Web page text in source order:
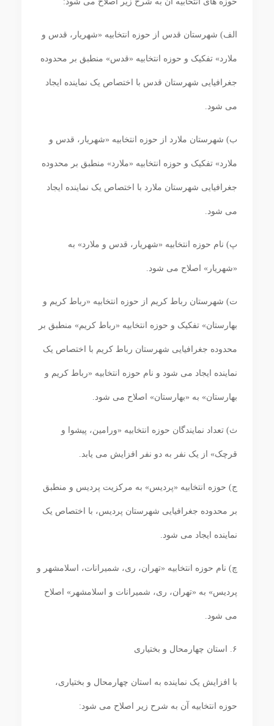
الف) شهرستان قدس از حوزه انتخابیه «شهریار، قدس و
ملارد» تفکیک و حوزه انتخابیه «قدس» منطبق بر محدوده
جغرافیایی شهرستان قدس با اختصاص یک نماینده ایجاد
می ‏شود.
ب) شهرستان ملارد از حوزه انتخابیه «شهریار، قدس و
ملارد» تفکیک و حوزه انتخابیه «ملارد» منطبق بر محدوده
جغرافیایی شهرستان ملارد با اختصاص یک نماینده ایجاد
می ‏شود.
پ) نام حوزه انتخابیه «شهریار، قدس و ملارد» به
«شهریار» اصلاح می‏ شود.
ت) شهرستان رباط کریم از حوزه انتخابیه «رباط کریم و
بهارستان» تفکیک و حوزه انتخابیه «رباط کریم» منطبق بر
محدوده جغرافیایی شهرستان رباط کریم با اختصاص یک
نماینده ایجاد می شود و نام حوزه انتخابیه «رباط کریم و
بهارستان» به «بهارستان» اصلاح می شود.
ث) تعداد نمایندگان حوزه انتخابیه «ورامین، پیشوا و
قرچک» از یک نفر به دو نفر افزایش می‏ یابد.
ج) حوزه انتخابیه «پردیس» به مرکزیت پردیس و منطبق
بر محدوده جغرافیایی شهرستان پردیس، با اختصاص یک
نماینده ایجاد می ‏شود.
چ) نام حوزه انتخابیه «تهران، ری، شمیرانات، اسلامشهر و
پردیس» به «تهران، ری، شمیرانات و اسلامشهر» اصلاح
می ‏شود.
۶. استان چهارمحال و بختیاری
با افزایش یک نماینده به استان چهارمحال و بختیاری،
حوزه‏ انتخابیه آن به شرح زیر اصلاح می ‏شود: